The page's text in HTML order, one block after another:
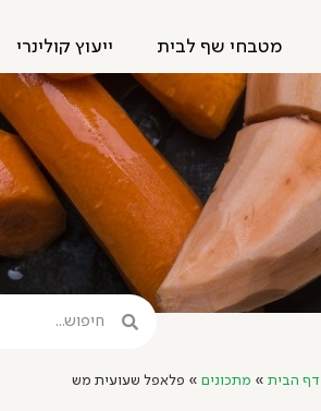
מטבחי שף לבית ייעוץ קולינרי
דף הבית » מתכונים » פלאפל שעועית מש